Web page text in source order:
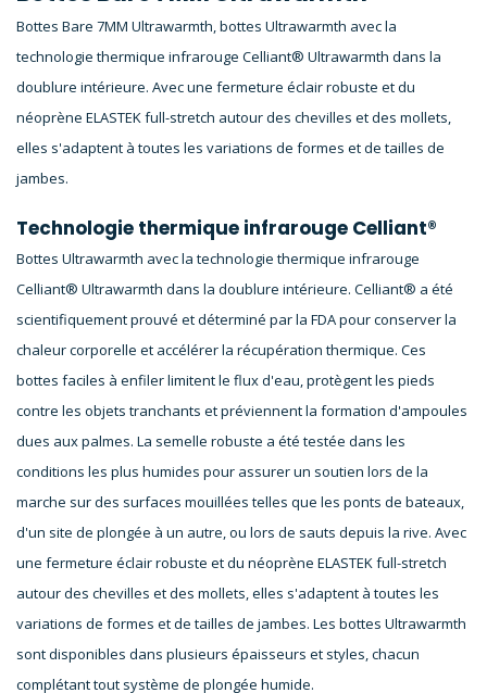
Bottes Bare 7MM Ultrawarmth, bottes Ultrawarmth avec la
technologie thermique infrarouge Celliant® Ultrawarmth dans la
doublure intérieure. Avec une fermeture éclair robuste et du
néoprène ELASTEK full-stretch autour des chevilles et des mollets,
elles s'adaptent à toutes les variations de formes et de tailles de
jambes.
Technologie thermique infrarouge Celliant®
Bottes Ultrawarmth avec la technologie thermique infrarouge
Celliant® Ultrawarmth dans la doublure intérieure. Celliant® a été
scientifiquement prouvé et déterminé par la FDA pour conserver la
chaleur corporelle et accélérer la récupération thermique. Ces
bottes faciles à enfiler limitent le flux d'eau, protègent les pieds
contre les objets tranchants et préviennent la formation d'ampoules
dues aux palmes. La semelle robuste a été testée dans les
conditions les plus humides pour assurer un soutien lors de la
marche sur des surfaces mouillées telles que les ponts de bateaux,
d'un site de plongée à un autre, ou lors de sauts depuis la rive. Avec
une fermeture éclair robuste et du néoprène ELASTEK full-stretch
autour des chevilles et des mollets, elles s'adaptent à toutes les
variations de formes et de tailles de jambes. Les bottes Ultrawarmth
sont disponibles dans plusieurs épaisseurs et styles, chacun
complétant tout système de plongée humide.